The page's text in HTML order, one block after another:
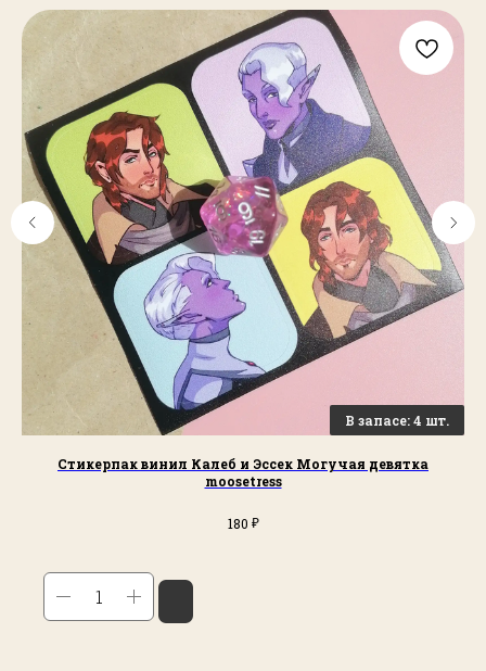
Стикерпак винил Калеб и Эссек Могучая девятка
moosetress
180 ₽